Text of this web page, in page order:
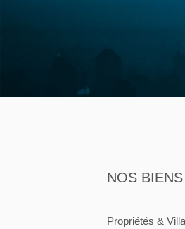
NOS BIENS
Propriétés &